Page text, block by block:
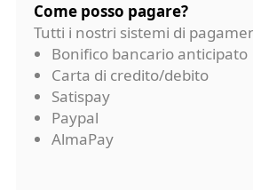
Come posso pagare?
Tutti i nostri sistemi di
Bonifico bancario anticipato
Carta di credito/debito
Satispay
Paypal
AlmaPay